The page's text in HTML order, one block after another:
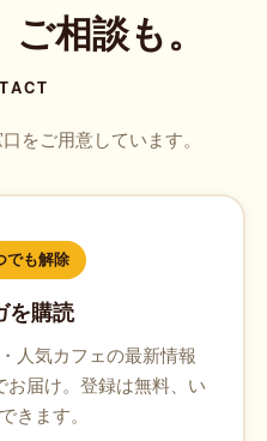
相談も。
をご用意しています。
でも解除
を購読
人気カフェの最新情報
お届け。登録は無料、い
きます。